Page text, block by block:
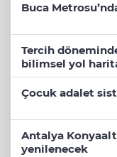
Buca
Tercih
bilimsel yol
çözün!
Çocuk adalet
Antalya
yenilenecek